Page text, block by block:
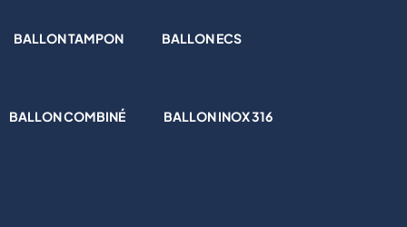
BALLON TAMPON BALLON ECS
BALLON COMBINÉ BALLON INOX 316